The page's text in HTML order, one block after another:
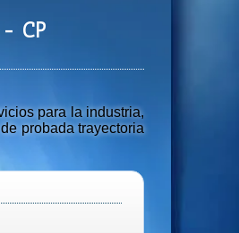
CP
para la industria,
probada trayectoria